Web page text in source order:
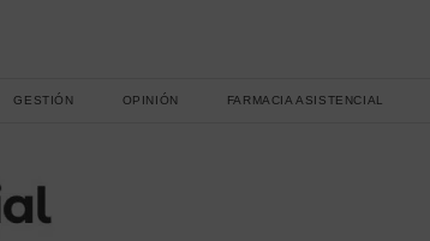
GESTIÓN OPINIÓN FARMACIA ASISTENCIAL